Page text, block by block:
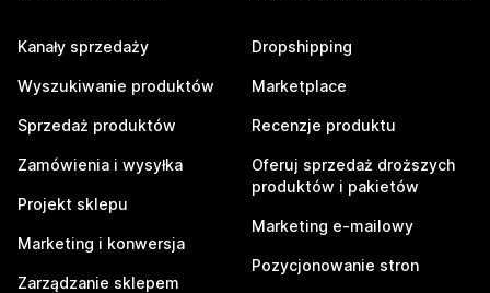
Kanały sprzedaży
Wyszukiwanie produktów
Sprzedaż produktów
Zamówienia i wysyłka
Projekt sklepu
Marketing i konwersja
Zarządzanie sklepem
Dropshipping
Marketplace
Recenzje produktu
Oferuj sprzedaż droższych
produktów i pakietów
Marketing e-mailowy
Pozycjonowanie stron